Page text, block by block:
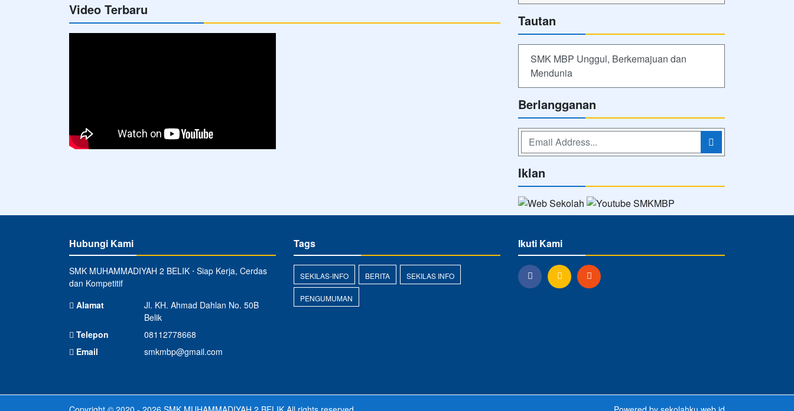
Video Terbaru
Tautan
SMK MBP Unggul, Berkemajuan dan
Mendunia
Berlangganan
Iklan
Hubungi Kami
SMK MUHAMMADIYAH 2 BELIK ⋅ Siap Kerja, Cerdas
dan Kompetitif
Alamat
Jl. KH. Ahmad Dahlan No. 50B
Belik
Telepon
08112778668
Email
smkmbp@gmail.com
Tags
SEKILAS-INFO BERITA SEKILAS INFO
PENGUMUMAN
Ikuti Kami